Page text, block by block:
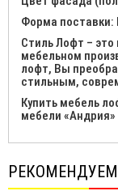
Форма поставки:
Стиль Лофт –
мебельном
лофт, Вы
стильным,
Купить мебель
мебели «Андрия»